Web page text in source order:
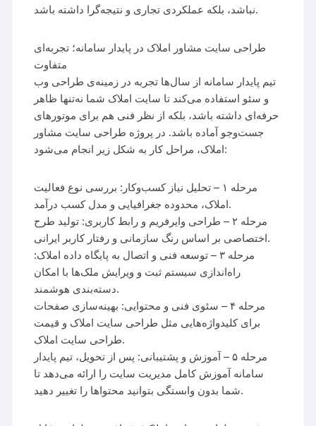
نباشد، بلکه عملکردی تجاری و نتیجه‌گرا داشته باشد.
طراحی سایت مشاور املاک در پایدار سامانه؛ تجربه‌ای
متفاوت
تیم پایدار سامانه از سال‌ها تجربه در زمینه‌ی طراحی وب
و سئو استفاده می‌کند تا سایت املاک شما نه‌تنها ظاهر
حرفه‌ای داشته باشد، بلکه از نظر فنی هم برای موتورهای
جست‌وجو آماده باشد. در پروژه طراحی سایت مشاور
املاک، مراحل کار به شکل زیر انجام می‌شود:
مرحله ۱ – تحلیل نیاز کسب‌و‌کار: بررسی نوع فعالیت
املاک، محدوده جغرافیایی و مدل کسب درآمد.
مرحله ۲ – طراحی وایرفریم و رابط کاربری: تولید طرح
اختصاصی بر اساس رنگ سازمانی و رفتار کاربر ایرانی.
مرحله ۳ – توسعه فنی و اتصال به پایگاه داده املاک:
راه‌اندازی سیستم ثبت و ویرایش ملک‌ها با امکان
دسته‌بندی هوشمند.
مرحله ۴ – سئوی فنی و محتوایی: بهینه‌سازی صفحات
برای کلیدواژه‌هایی مثل طراحی سایت املاک و قیمت
طراحی سایت املاک.
مرحله ۵ – آموزش و پشتیبانی: پس از تحویل، تیم پایدار
سامانه آموزش کامل مدیریت سایت را ارائه می‌دهد تا
شما بدون وابستگی بتوانید محتواها را تغییر دهید.